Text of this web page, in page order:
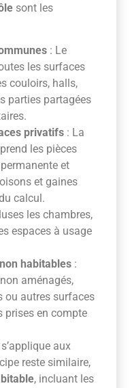
sont les
: Le
les surfaces
couloirs, halls,
parties partagées
privatifs : La
les pièces
et
et gaines
calcul.
les chambres,
espaces à usage
habitables :
aménagés,
ou autres surfaces
prises en compte
aux
reste similaire,
, incluant les